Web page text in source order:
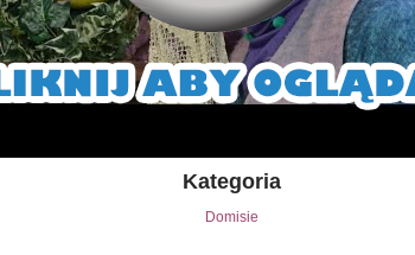
Kategoria
Domisie